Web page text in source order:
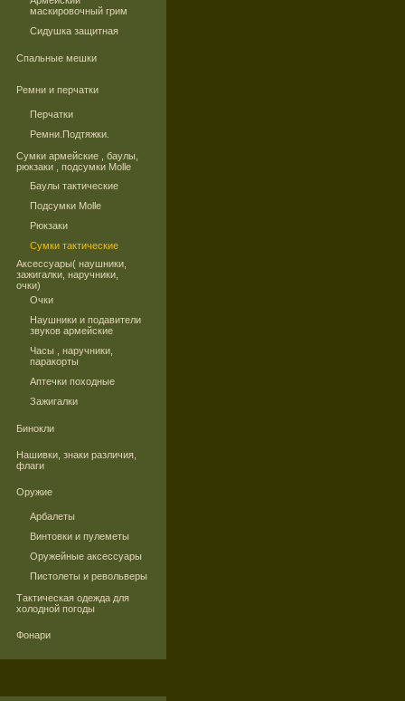
маскировочный грим
Сидушка защитная
Спальные мешки
Ремни и перчатки
Перчатки
Ремни.Подтяжки.
Сумки армейские , баулы,
рюкзаки , подсумки Molle
Баулы тактические
Подсумки Molle
Рюкзаки
Сумки тактические
Аксессуары( наушники,
зажигалки, наручники,
очки)
Очки
Наушники и подавители
звуков армейские
Часы , наручники,
паракорты
Аптечки походные
Зажигалки
Бинокли
Нашивки, знаки различия,
флаги
Оружие
Арбалеты
Винтовки и пулеметы
Оружейные аксессуары
Пистолеты и револьверы
Тактическая одежда для
холодной погоды
Фонари